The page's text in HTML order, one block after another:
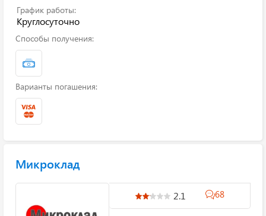
График работы:
Круглосуточно
Способы получения:
Варианты погашения:
Микроклад
2.1 68